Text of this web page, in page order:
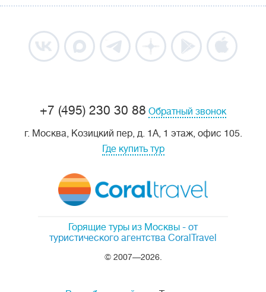
Горящие туры из Москвы - от
туристического агентства CoralTravel
© 2007—2026.
+7 (495) 230 30 88 Обратный звонок
г. Москва, Козицкий пер, д. 1А, 1 этаж, офис 105.
Где купить тур